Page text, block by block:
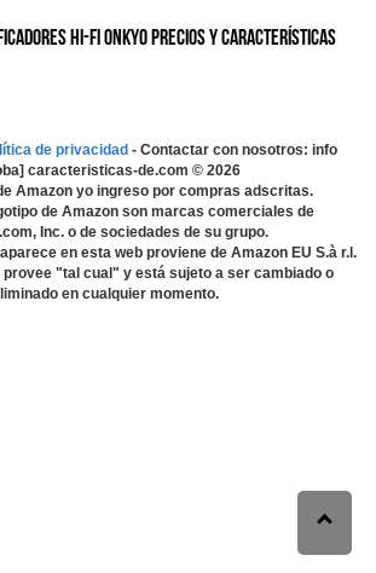
Hi-fi ONKYO precios y características
de privacidad - Contactar con nosotros: info
caracteristicas-de.com ©2026
Amazon yo ingreso por compras adscritas.
de Amazon son marcas comerciales de
Inc. o de sociedades de su grupo.
en esta web proviene de Amazon EU S.à r.l.
provee "tal cual" y está sujeto a ser cambiado o
en cualquier momento.